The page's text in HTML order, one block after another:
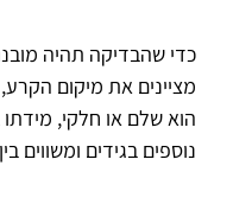
כדי שהבדיקה תהיה
מציינים את מיקום
הוא שלם או חלקי, מידתו
נוספים בגידים ומשווים